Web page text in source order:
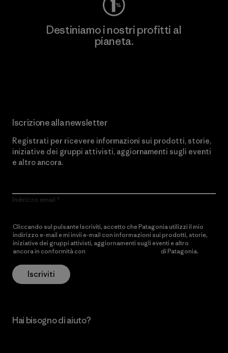
Destiniamo i nostri profitti al
pianeta.
Iscrizione alla newsletter
Registrati per ricevere informazioni sui prodotti, storie,
iniziative dei gruppi attivisti, aggiornamenti sugli eventi
e altro ancora.
Indirizzo email
Cliccando sul pulsante Iscriviti, accetto che Patagonia utilizzi il mio
indirizzo e-mail e mi invii e-mail con informazioni sui prodotti, storie,
iniziative dei gruppi attivisti, aggiornamenti sugli eventi e altro
ancora in conformità con
di Patagonia.
Iscriviti
Hai bisogno di aiuto?